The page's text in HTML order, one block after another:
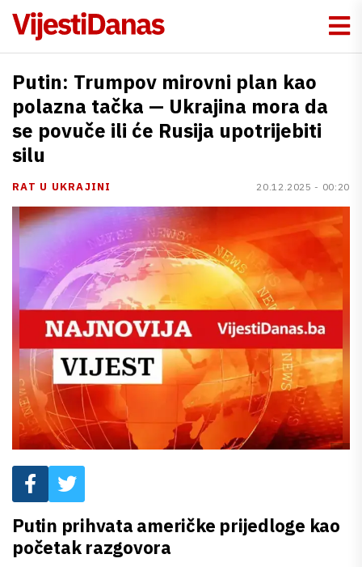
Putin: Trumpov mirovni plan kao
polazna tačka — Ukrajina mora da
se povuče ili će Rusija upotrijebiti
silu
RAT U UKRAJINI 20.12.2025 - 00:20
Putin prihvata američke prijedloge kao
početak razgovora